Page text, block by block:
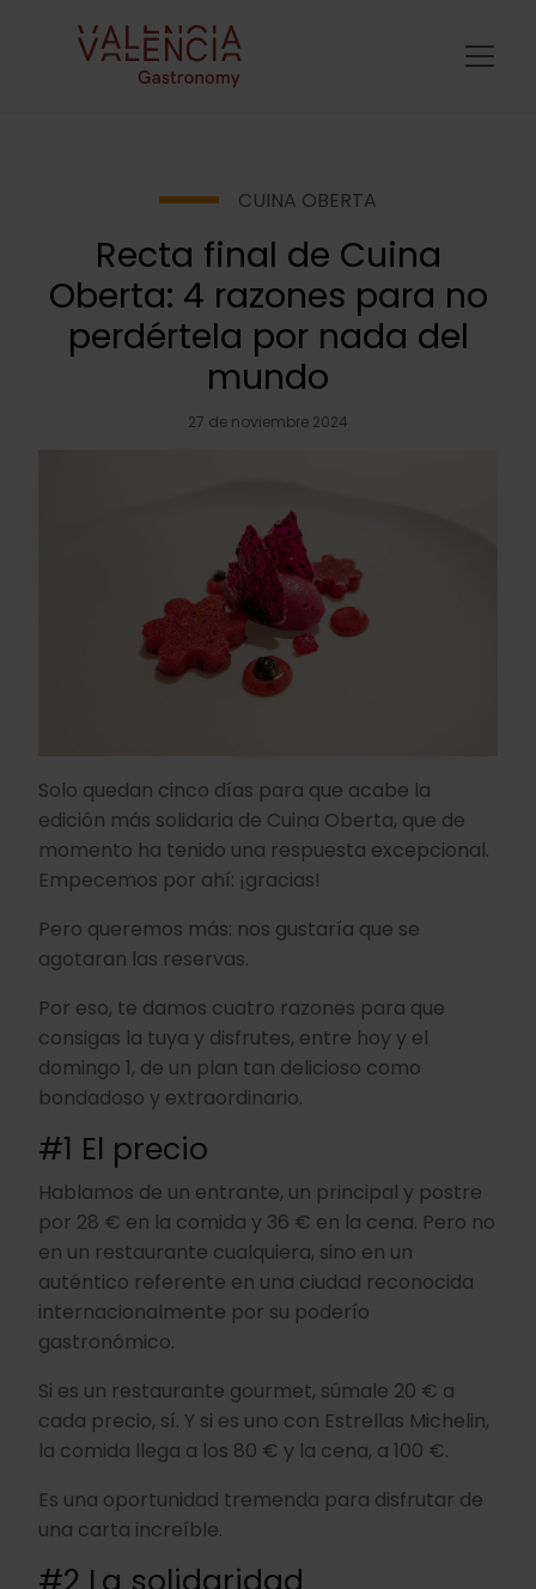
CUINA OBERTA
Recta final de Cuina
Oberta: 4 razones para no
perdértela por nada del
mundo
27 de noviembre 2024
Solo quedan cinco días para que acabe la
edición más solidaria de Cuina Oberta, que de
momento ha tenido una respuesta excepcional.
Empecemos por ahí: ¡gracias!
Pero queremos más: nos gustaría que se
agotaran las reservas.
Por eso, te damos cuatro razones para que
consigas la tuya y disfrutes, entre hoy y el
domingo 1, de un plan tan delicioso como
bondadoso y extraordinario.
#1 El precio
Hablamos de un entrante, un principal y postre
por 28 € en la comida y 36 € en la cena. Pero no
en un restaurante cualquiera, sino en un
auténtico referente en una ciudad reconocida
internacionalmente por su poderío
gastronómico.
Si es un restaurante gourmet, súmale 20 € a
cada precio, sí. Y si es uno con Estrellas Michelin,
la comida llega a los 80 € y la cena, a 100 €.
Es una oportunidad tremenda para disfrutar de
una carta increíble.